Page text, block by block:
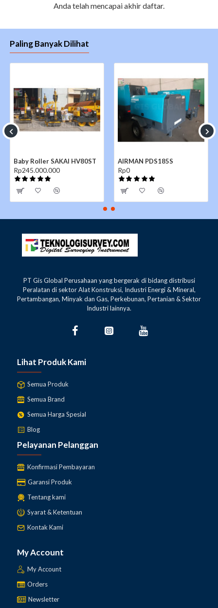
Anda telah mencapai akhir daftar.
Paling Banyak Dilihat
Baby Roller SAKAI HV80ST
Rp245.000.000
AIRMAN PDS185S
Rp0
PT Gis Global Perusahaan yang bergerak di bidang distribusi
Peralatan di sektor Alat Konstruksi, Industri Energi & Mineral,
Pertambangan, Minyak dan Gas, Perkebunan, Pertanian & Sektor
Industri lainnya.
Lihat Produk Kami
Semua Produk
Semua Brand
Semua Harga Spesial
Blog
Pelayanan Pelanggan
Konfirmasi Pembayaran
Garansi Produk
Tentang kami
Syarat & Ketentuan
Kontak Kami
My Account
My Account
Orders
Newsletter